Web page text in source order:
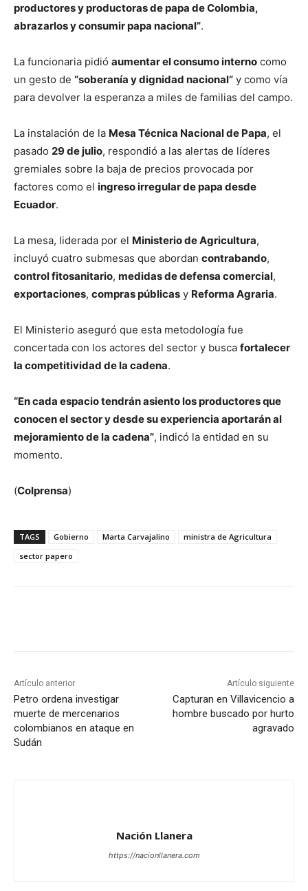
productores y productoras de papa de Colombia,
abrazarlos y consumir papa nacional”.
La funcionaria pidió aumentar el consumo interno como
un gesto de “soberanía y dignidad nacional” y como vía
para devolver la esperanza a miles de familias del campo.
La instalación de la Mesa Técnica Nacional de Papa, el
pasado 29 de julio, respondió a las alertas de líderes
gremiales sobre la baja de precios provocada por
factores como el ingreso irregular de papa desde
Ecuador.
La mesa, liderada por el Ministerio de Agricultura,
incluyó cuatro submesas que abordan contrabando,
control fitosanitario, medidas de defensa comercial,
exportaciones, compras públicas y Reforma Agraria.
El Ministerio aseguró que esta metodología fue
concertada con los actores del sector y busca fortalecer
la competitividad de la cadena.
“En cada espacio tendrán asiento los productores que
conocen el sector y desde su experiencia aportarán al
mejoramiento de la cadena”, indicó la entidad en su
momento.
(Colprensa)
TAGS Gobierno Marta Carvajalino
ministra de Agricultura
sector papero
Artículo anterior
Petro ordena investigar
muerte de mercenarios
colombianos en ataque en
Sudán
Artículo siguiente
Capturan en Villavicencio a
hombre buscado por hurto
agravado
Nación Llanera
https://nacionllanera.com